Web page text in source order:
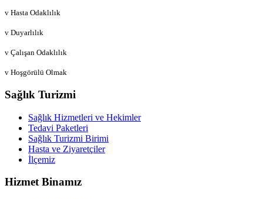
v Hasta Odaklılık
v Duyarlılık
v Çalışan Odaklılık
v Hoşgörülü Olmak
Sağlık Turizmi
Sağlık Hizmetleri ve Hekimler
Tedavi Paketleri
Sağlık Turizmi Birimi
Hasta ve Ziyaretçiler
İlçemiz
Hizmet Binamız